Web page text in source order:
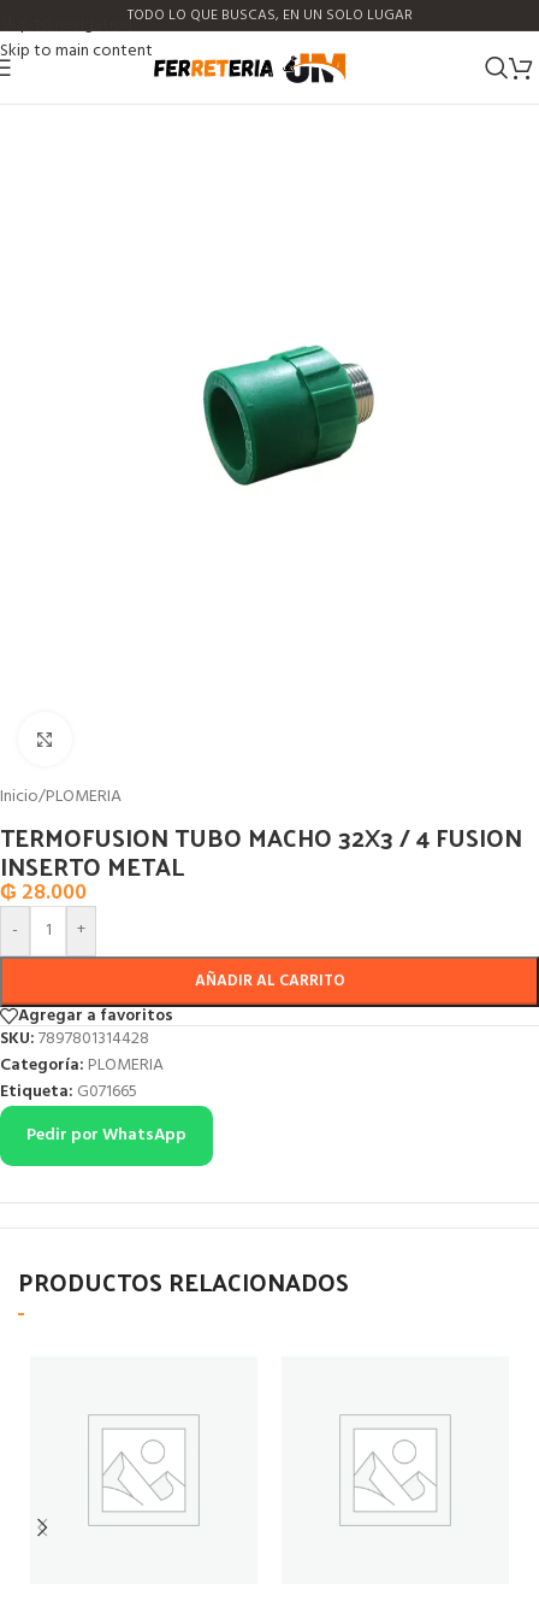
Skip to navigation
Skip to main content
TODO LO QUE BUSCAS, EN UN SOLO LUGAR
Inicio/PLOMERIA
TERMOFUSION TUBO MACHO 32X3 / 4 FUSION
INSERTO METAL
₲ 28.000
- +
AÑADIR AL CARRITO
Agregar a favoritos
SKU:7897801314428
Categoría: PLOMERIA
Etiqueta: G071665
Pedir por WhatsApp
PRODUCTOS RELACIONADOS